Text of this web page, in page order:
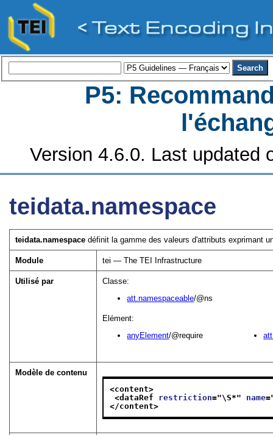
P5:
Version 4.6.0. Last updated
teidata.namespace
teidata.namespace définit la gamme des valeurs d'attributs exprimant
Module tei — The TEI Infrastructure
Utilisé par
Classe:
att.namespaceable/@ns
Elément:
anyElement/@require
Modèle de contenu
<content>
<dataRef restriction="\S*" name
</content>